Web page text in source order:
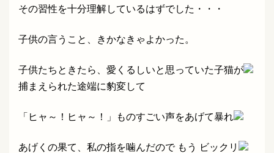
その習性を十分理解しているはずでした・・・
子供の言うこと、きかなきゃよかった。
子供たちときたら、愛くるしいと思っていた子猫が
捕まえられた途端に豹変して
「ヒャ～！ヒャ～！」ものすごい声をあげて暴れ
あげくの果て、私の指を噛んだので もう ビックリ